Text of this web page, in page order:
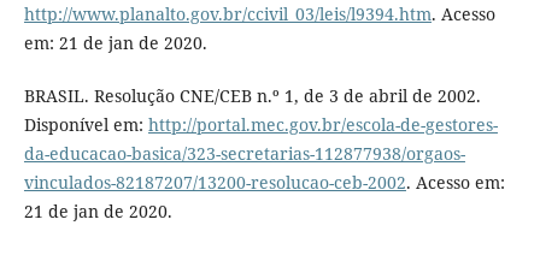
http://www.planalto.gov.br/ccivil_03/leis/l9394.htm. Acesso
em: 21 de jan de 2020.
BRASIL. Resolução CNE/CEB n.º 1, de 3 de abril de 2002.
Disponível em: http://portal.mec.gov.br/escola-de-gestores-
da-educacao-basica/323-secretarias-112877938/orgaos-
vinculados-82187207/13200-resolucao-ceb-2002. Acesso em:
21 de jan de 2020.